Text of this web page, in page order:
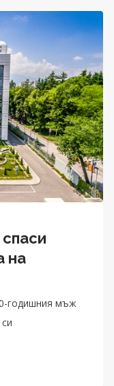
на
годишния мъж